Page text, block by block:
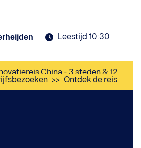
Leestijd 10:30
China - 3 steden & 12
>> Ontdek de reis